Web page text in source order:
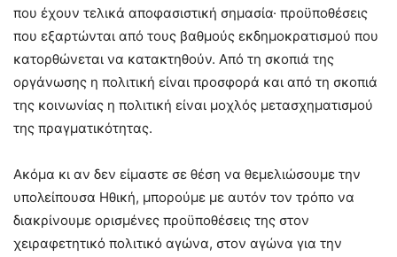
που έχουν τελικά αποφασιστική σημασία· προϋποθέσεις
που εξαρτώνται από τους βαθμούς εκδημοκρατισμού που
κατορθώνεται να κατακτηθούν. Από τη σκοπιά της
οργάνωσης η πολιτική είναι προσφορά και από τη σκοπιά
της κοινωνίας η πολιτική είναι μοχλός μετασχηματισμού
της πραγματικότητας.
Ακόμα κι αν δεν είμαστε σε θέση να θεμελιώσουμε την
υπολείπουσα Ηθική, μπορούμε με αυτόν τον τρόπο να
διακρίνουμε ορισμένες προϋποθέσεις της στον
χειραφετητικό πολιτικό αγώνα, στον αγώνα για την